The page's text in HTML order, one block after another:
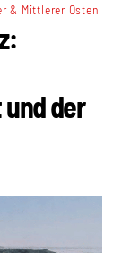
& Mittlerer Osten
der